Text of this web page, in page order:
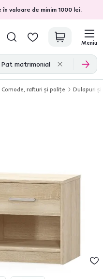
valoare de minim 1000 lei.
produs verificate
Meniu
Comode, rafturi şi poliţe Dulapuri